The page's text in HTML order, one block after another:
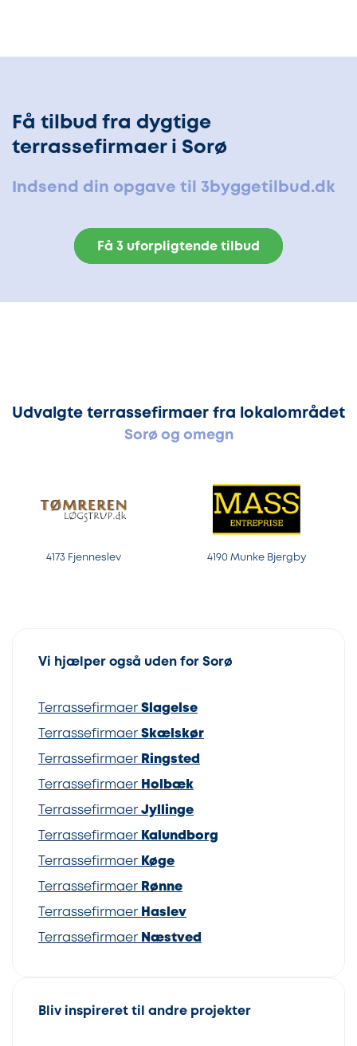
Få tilbud fra dygtige
terrassefirmaer i Sorø
Indsend din opgave til 3byggetilbud.dk
Få 3 uforpligtende tilbud
Udvalgte terrassefirmaer fra lokalområdet
Sorø og omegn
4173 Fjenneslev 4190 Munke Bjergby
Vi hjælper også uden for Sorø
Terrassefirmaer Slagelse
Terrassefirmaer Skælskør
Terrassefirmaer Ringsted
Terrassefirmaer Holbæk
Terrassefirmaer Jyllinge
Terrassefirmaer Kalundborg
Terrassefirmaer Køge
Terrassefirmaer Rønne
Terrassefirmaer Haslev
Terrassefirmaer Næstved
Bliv inspireret til andre projekter